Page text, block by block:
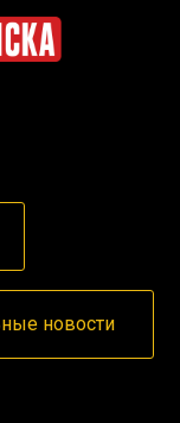
новости